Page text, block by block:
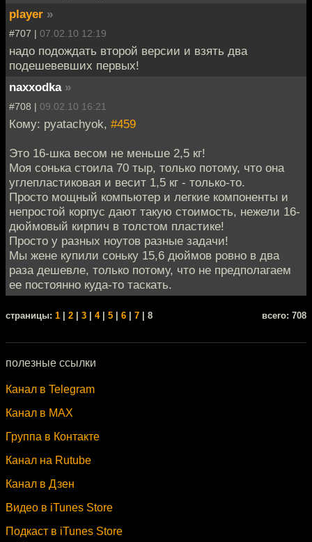
player »
#707 | 07.02.10 12:19
надо подождать второй версии и взять два
подешевевших первых!
naxxodka »
#708 | 09.02.10 16:21
Кому: pyatachyok, #459
Это 16-шка весом не меньше 2,5 кг!
Моя сонька стоила 70 тыр, только потому, что она
углепластиковая и весит 1,5 кг - только-то.
Просто мощный компьютер и легкие компоненты и
непростой корпус дают такую стоимость, нежели 16-
дюймовый кирпич в толстом пластике!
Просто у разных ноутов разные задачи!
Мы жене купили соньку 15,6 дюймов ровно в два
раза дешевле, только потому, что не предполагаем
ее постоянно куда-то таскать.
cтраницы: 1 2 3 4| 5 6 7 | 8 всего: 708
полезные ссылки
Канал в Telegram
Канал в MAX
Группа в Контакте
Канал на Rutube
Канал в Дзен
Видео в iTunes Store
Подкаст в iTunes Store